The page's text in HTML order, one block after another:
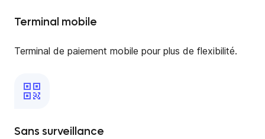
Terminal mobile
Terminal de paiement mobile pour plus de flexibilité.
Sans surveillance